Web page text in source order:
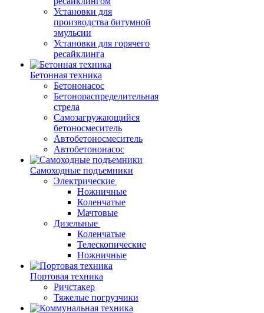
Установки для
производства битумной
эмульсии
Установки для горячего
ресайклинга
Бетонная техника
Бетононасос
Бетонораспределительная
стрела
Самозагружающийся
бетоносмеситель
Автобетоносмеситель
Автобетононасос
Самоходные подъемники
Электрические
Ножничные
Коленчатые
Мачтовые
Дизельные
Коленчатые
Телескопические
Ножничные
Портовая техника
Ричстакер
Тяжелые погрузчики